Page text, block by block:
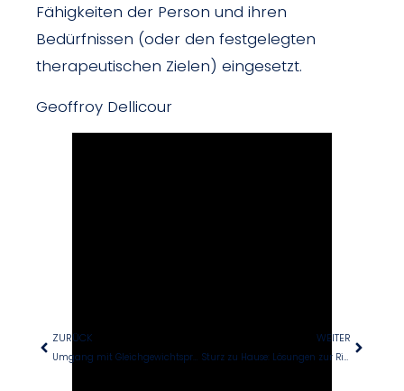
Fähigkeiten der Person und ihren
Bedürfnissen (oder den festgelegten
therapeutischen Zielen) eingesetzt.
Geoffroy Dellicour
ZURÜCK
Umgang mit Gleichgewichtsproblemen nach einem Schlaganfall
WEITER
Sturz zu Hause: Lösungen zur Risikobegrenzung